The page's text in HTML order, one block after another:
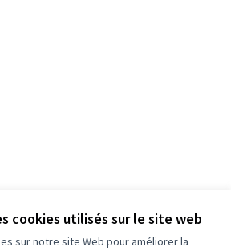
cookies utilisés sur le site web
sur notre site Web pour améliorer la